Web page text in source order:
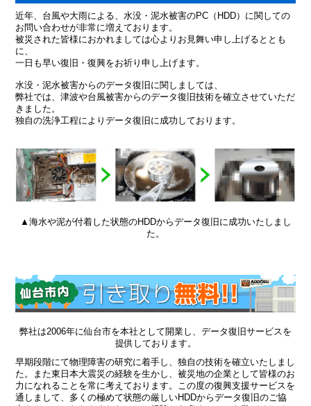
近年、台風や大雨による、水没・泥水被害のPC（HDD）に関しての
お問い合わせが非常に増えております。
被災された皆様におかれましては心よりお見舞い申し上げるととも
に、
一日も早い復旧・復興をお祈り申し上げます。
水没・泥水被害からのデータ復旧に関しましては、
弊社では、津波や台風被害からのデータ復旧技術を確立させていただ
きました。
独自の洗浄工程によりデータ復旧に成功しております。
▲海水や泥が付着した状態のHDDからデータ復旧に成功いたしまし
た。
弊社は2006年に仙台市を本社として開業し、データ復旧サービスを
提供しております。
早期段階にて物理障害の研究に着手し、独自の技術を確立いたしまし
た。また東日本大震災の経験を生かし、被災地の企業として皆様のお
力になれることを常に考えております。この度の復興支援サービスを
通しまして、多くの極めて状態の厳しいHDDからデータ復旧のご協